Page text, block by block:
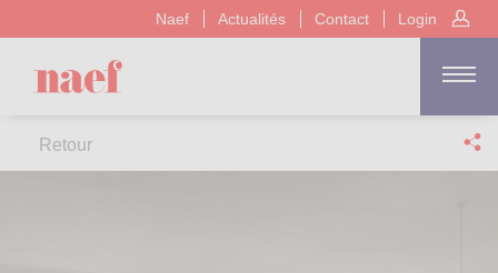
Naef Actualités Contact Login
Retour